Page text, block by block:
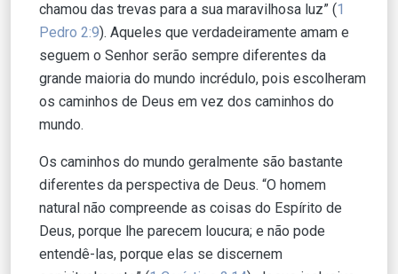
chamou das trevas para a sua maravilhosa luz” (1
Pedro 2:9). Aqueles que verdadeiramente amam e
seguem o Senhor serão sempre diferentes da
grande maioria do mundo incrédulo, pois escolheram
os caminhos de Deus em vez dos caminhos do
mundo.
Os caminhos do mundo geralmente são bastante
diferentes da perspectiva de Deus. “O homem
natural não compreende as coisas do Espírito de
Deus, porque lhe parecem loucura; e não pode
entendê-las, porque elas se discernem